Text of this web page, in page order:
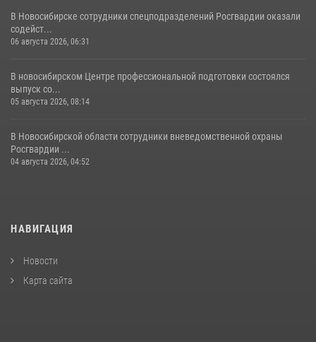
В Новосибирске сотрудники спецподразделений Росгвардии оказали
содейст...
06 августа 2026, 06:31
В новосибирском Центре профессиональной подготовки состоялся
выпуск со...
05 августа 2026, 08:14
В Новосибирской области сотрудники вневедомственной охраны
Росгвардии ...
04 августа 2026, 04:52
НАВИГАЦИЯ
Новости
Карта сайта